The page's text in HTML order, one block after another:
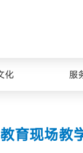
化 服
育现场教